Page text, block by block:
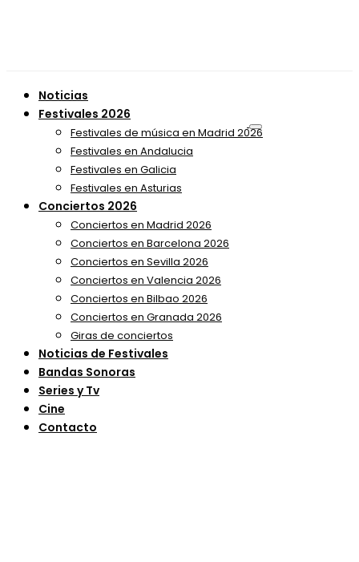
Noticias
Festivales 2026
Festivales de música en Madrid 2026
Festivales en Andalucia
Festivales en Galicia
Festivales en Asturias
Conciertos 2026
Conciertos en Madrid 2026
Conciertos en Barcelona 2026
Conciertos en Sevilla 2026
Conciertos en Valencia 2026
Conciertos en Bilbao 2026
Conciertos en Granada 2026
Giras de conciertos
Noticias de Festivales
Bandas Sonoras
Series y Tv
Cine
Contacto